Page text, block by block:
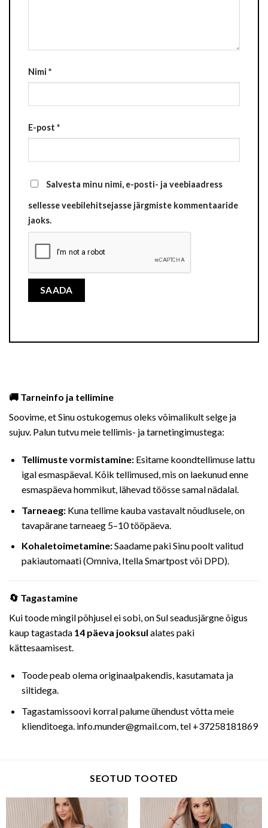
Nimi *
E-post *
Salvesta minu nimi, e-posti- ja veebiaadress
sellesse veebilehitsejasse järgmiste kommentaaride
jaoks.
🚚 Tarneinfo ja tellimine
Soovime, et Sinu ostukogemus oleks võimalikult selge ja
sujuv. Palun tutvu meie tellimis- ja tarnetingimustega:
Tellimuste vormistamine:Esitame koondtellimuse lattu
igal esmaspäeval. Kõik tellimused, mis on laekunud enne
esmaspäeva hommikut, lähevad töösse samal nädalal.
Tarneaeg:Kuna tellime kauba vastavalt nõudlusele, on
tavapärane tarneaeg 5–10 tööpäeva.
Kohaletoimetamine:Saadame paki Sinu poolt valitud
pakiautomaati (Omniva, Itella Smartpost või DPD).
🔄 Tagastamine
Kui toode mingil põhjusel ei sobi, on Sul seadusjärgne õigus
kaup tagastada 14 päeva jooksul alates paki
kättesaamisest.
Toode peab olema originaalpakendis, kasutamata ja
siltidega.
Tagastamissoovi korral palume ühendust võtta meie
klienditoega. info.munder@gmail.com, tel +37258181869
SEOTUD TOOTED